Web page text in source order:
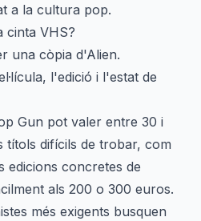
a la cultura pop.
cinta VHS?
una còpia d'Alien.
l'edició i l'estat de
Gun pot valer entre 30 i
títols difícils de trobar, com
edicions concretes de
als 200 o 300 euros.
més exigents busquen